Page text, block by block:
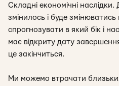
Складні економічні
змінилось і буде змінюватись
спрогнозувати в який бік і
має відкриту дату
це закінчиться.
Ми можемо втрачати